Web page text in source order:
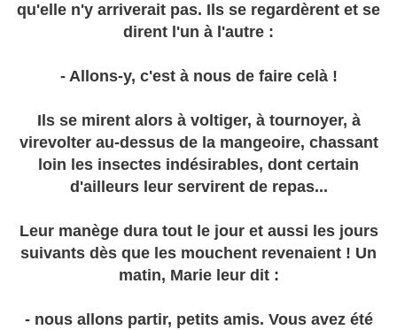
qu'elle n'y arriverait pas. Ils se regardèrent et se
dirent l'un à l'autre :
- Allons-y, c'est à nous de faire celà !
Ils se mirent alors à voltiger, à tournoyer, à
virevolter au-dessus de la mangeoire, chassant
loin les insectes indésirables, dont certain
d'ailleurs leur servirent de repas...
Leur manège dura tout le jour et aussi les jours
suivants dès que les mouchent revenaient ! Un
matin, Marie leur dit :
- nous allons partir, petits amis. Vous avez été